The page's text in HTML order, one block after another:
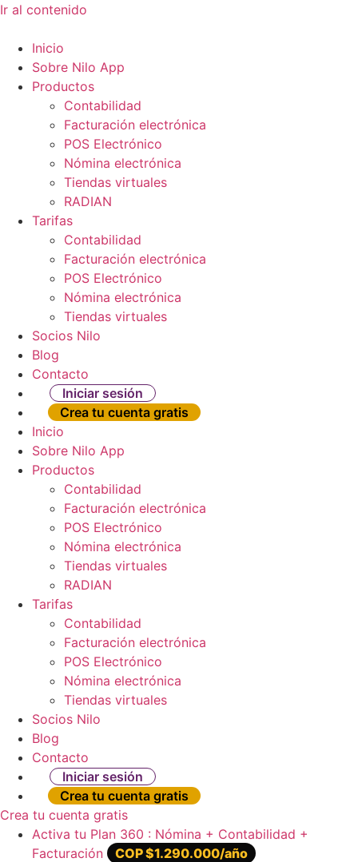
Ir al contenido
Inicio
Sobre Nilo App
Productos
Contabilidad
Facturación electrónica
POS Electrónico
Nómina electrónica
Tiendas virtuales
RADIAN
Tarifas
Contabilidad
Facturación electrónica
POS Electrónico
Nómina electrónica
Tiendas virtuales
Socios Nilo
Blog
Contacto
Iniciar sesión
Crea tu cuenta gratis
Inicio
Sobre Nilo App
Productos
Contabilidad
Facturación electrónica
POS Electrónico
Nómina electrónica
Tiendas virtuales
RADIAN
Tarifas
Contabilidad
Facturación electrónica
POS Electrónico
Nómina electrónica
Tiendas virtuales
Socios Nilo
Blog
Contacto
Iniciar sesión
Crea tu cuenta gratis
Crea tu cuenta gratis
Activa tu Plan 360 : Nómina + Contabilidad +
Facturación
COP $1.290.000/año